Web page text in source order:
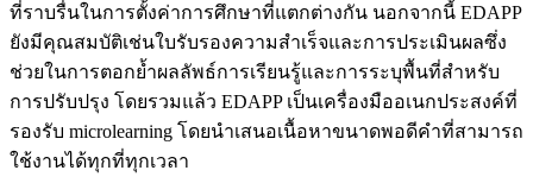
ที่ราบรื่นในการตั้งค่าการศึกษาที่แตกต่างกัน นอกจากนี้ EDAPP
ยังมีคุณสมบัติเช่นใบรับรองความสำเร็จและการประเมินผลซึ่ง
ช่วยในการตอกย้ำผลลัพธ์การเรียนรู้และการระบุพื้นที่สำหรับ
การปรับปรุง โดยรวมแล้ว EDAPP เป็นเครื่องมืออเนกประสงค์ที่
รองรับ microlearning โดยนำเสนอเนื้อหาขนาดพอดีคำที่สามารถ
ใช้งานได้ทุกที่ทุกเวลา